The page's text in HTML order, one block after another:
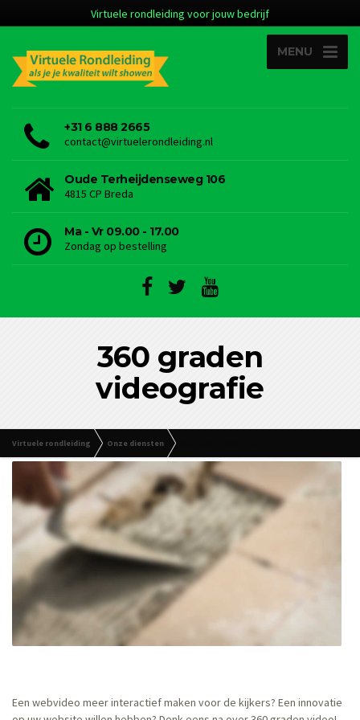
Virtuele rondleiding voor jouw bedrijf
MENU
+31 6 888 2665
contact@virtuelerondleiding.nl
Oude Terheijdenseweg 106
4815 CP Breda
Ma - Vr 09.00 - 17.00
Zondag op bestelling
360 graden
videografie
Virtuele rondleiding Onze diensten
Een webvideo meer interactief maken voor de kijkers? Een innovatie